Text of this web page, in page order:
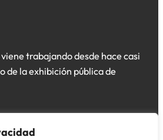
trabajando desde hace casi
de la exhibición pública de